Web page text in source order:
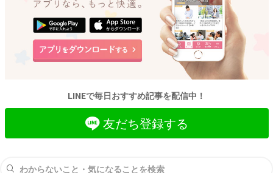
LINEで毎日おすすめ記事を配信中！
友だち登録する